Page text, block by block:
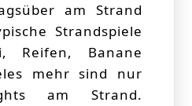
am Strand
Strandspiele
Reifen, Banane
mehr sind nur
am Strand.